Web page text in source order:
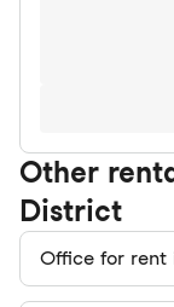
Other
District
Office for rent